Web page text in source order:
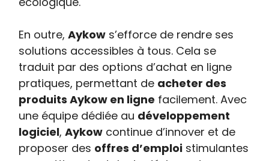
En outre,Aykow s’efforce de rendre ses
solutions accessibles à tous. Cela se
traduit par des options d’achat en ligne
pratiques, permettant de acheter des
produits Aykow en ligne facilement. Avec
une équipe dédiée au développement
logiciel,Aykow continue d’innover et de
proposer des offres d’emploi stimulantes